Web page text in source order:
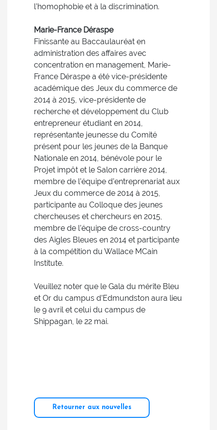
l’homophobie et à la discrimination.
Marie-France Déraspe
Finissante au Baccaulauréat en
administration des affaires avec
concentration en management, Marie-
France Déraspe a été vice-présidente
académique des Jeux du commerce de
2014 à 2015, vice-présidente de
recherche et développement du Club
entrepreneur étudiant en 2014,
représentante jeunesse du Comité
présent pour les jeunes de la Banque
Nationale en 2014, bénévole pour le
Projet impôt et le Salon carrière 2014,
membre de l’équipe d’entreprenariat aux
Jeux du commerce de 2014 à 2015,
participante au Colloque des jeunes
chercheuses et chercheurs en 2015,
membre de l’équipe de cross-country
des Aigles Bleues en 2014 et participante
à la compétition du Wallace MCain
Institute.
Veuillez noter que le Gala du mérite Bleu
et Or du campus d’Edmundston aura lieu
le 9 avril et celui du campus de
Shippagan, le 22 mai.
Retourner aux nouvelles